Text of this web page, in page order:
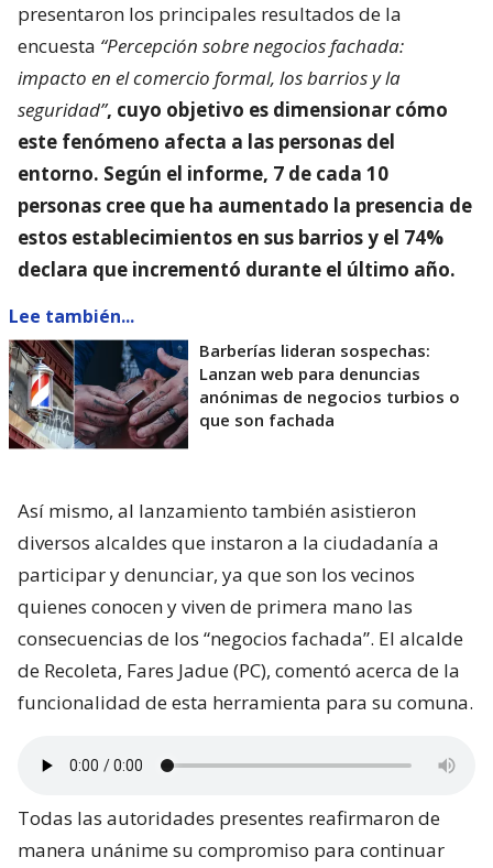
presentaron los principales resultados de la
encuesta “Percepción sobre negocios fachada:
impacto en el comercio formal, los barrios y la
seguridad”, cuyo objetivo es dimensionar cómo
este fenómeno afecta a las personas del
entorno. Según el informe, 7 de cada 10
personas cree que ha aumentado la presencia de
estos establecimientos en sus barrios y el 74%
declara que incrementó durante el último año.
Lee también...
Barberías lideran sospechas:
Lanzan web para denuncias
anónimas de negocios turbios o
que son fachada
Así mismo, al lanzamiento también asistieron
diversos alcaldes que instaron a la ciudadanía a
participar y denunciar, ya que son los vecinos
quienes conocen y viven de primera mano las
consecuencias de los “negocios fachada”. El alcalde
de Recoleta, Fares Jadue (PC), comentó acerca de la
funcionalidad de esta herramienta para su comuna.
Todas las autoridades presentes reafirmaron de
manera unánime su compromiso para continuar